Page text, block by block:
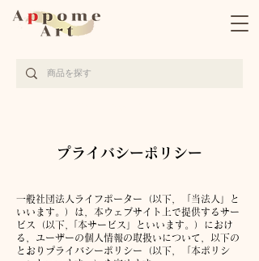
プライバシーポリシー
一般社団法人ライフポーター（以下，「当法人」と
いいます。）は，本ウェブサイト上で提供するサー
ビス（以下,「本サービス」といいます。）におけ
る，ユーザーの個人情報の取扱いについて，以下の
とおりプライバシーポリシー（以下，「本ポリシ